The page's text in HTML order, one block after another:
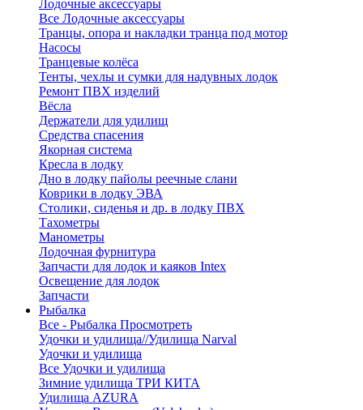
Лодочные аксессуары
Все Лодочные аксессуары
Транцы, опора и накладки транца под мотор
Насосы
Транцевые колёса
Тенты, чехлы и сумки для надувных лодок
Ремонт ПВХ изделий
Вёсла
Держатели для удилищ
Средства спасения
Якорная система
Кресла в лодку
Дно в лодку пайолы реечные слани
Коврики в лодку ЭВА
Столики, сиденья и др. в лодку ПВХ
Тахометры
Манометры
Лодочная фурнитура
Запчасти для лодок и каяков Intex
Освещение для лодок
Запчасти
Рыбалка
Все - Рыбалка Просмотреть
Удочки и удилища//Удилища Narval
Удочки и удилища
Все Удочки и удилища
Зимние удилища ТРИ КИТА
Удилища AZURA